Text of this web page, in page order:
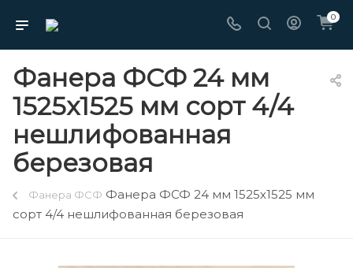
0
Фанера ФСФ 24 мм
1525х1525 мм сорт 4/4
нешлифованная
березовая
Фанера ФСФ Фанера ФСФ 24 мм 1525х1525 мм
сорт 4/4 нешлифованная березовая